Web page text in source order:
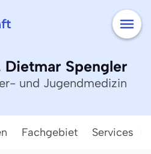
Spengler
und Jugendmedizin
Fachgebiet Services